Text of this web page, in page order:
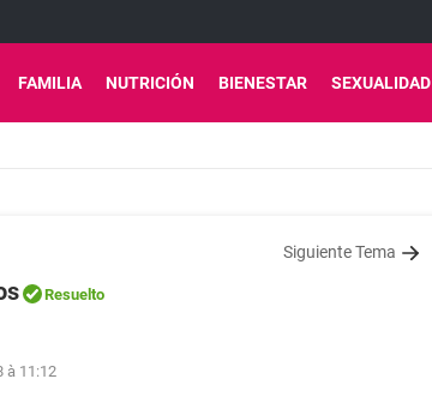
FAMILIA NUTRICIÓN BIENESTAR SEXUALIDAD
Siguiente Tema
Resuelto
à 11:12